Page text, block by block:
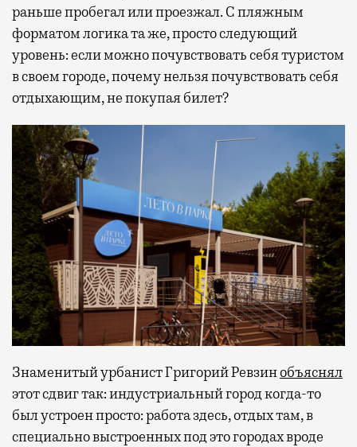
раньше пробегал или проезжал. С пляжным
форматом логика та же, просто следующий
уровень: если можно почувствовать себя туристом
в своем городе, почему нельзя почувствовать себя
отдыхающим, не покупая билет?
Знаменитый урбанист Григорий Ревзинобъяснял
этот сдвиг так: индустриальный город когда-то
был устроен просто: работа здесь, отдых там, в
специально выстроенных под это городах вроде